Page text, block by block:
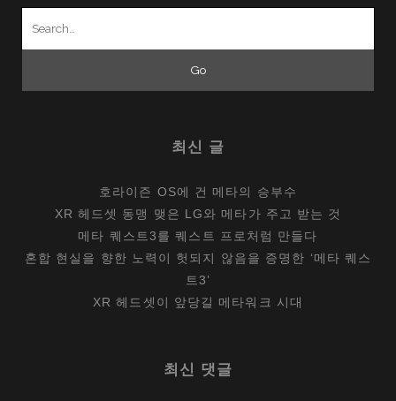
최신 글
호라이즌 OS에 건 메타의 승부수
XR 헤드셋 동맹 맺은 LG와 메타가 주고 받는 것
메타 퀘스트3를 퀘스트 프로처럼 만들다
혼합 현실을 향한 노력이 헛되지 않음을 증명한 ‘메타 퀘스
트3’
XR 헤드셋이 앞당길 메타워크 시대
최신 댓글